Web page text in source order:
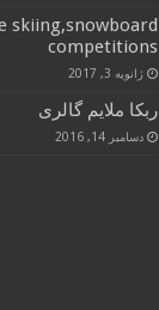
skiing,snowboard
competitions
ژانویه 3, 2017
ربکا ملایم گالری
دسامبر 14, 2016